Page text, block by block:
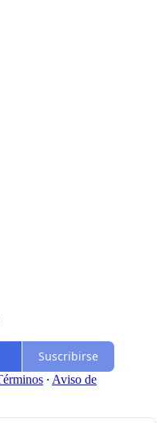
Suscribirse
∙ Aviso de